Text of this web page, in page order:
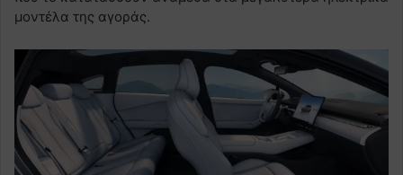
μοντέλα της αγοράς.